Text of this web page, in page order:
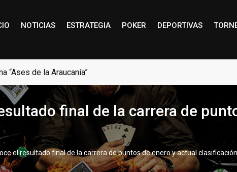
NOTICIAS ESTRATEGIA POKER DEPORTIVAS
“Ases de la Araucanía”
final de la carrera de
el resultado final de la carrera de puntos de enero y actual